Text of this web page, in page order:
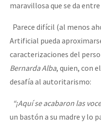
maravillosa que se da
Parece difícil (al menos
Artificial pueda
caracterizaciones del
Bernarda Alba, quien, con
desafía al autoritarismo:
“¡Aquí se acabaron las
un bastón a su madre y lo